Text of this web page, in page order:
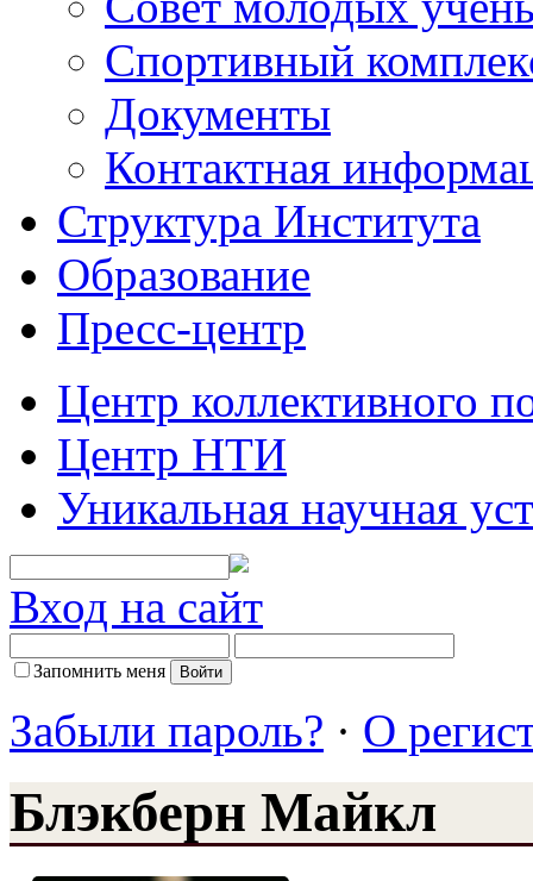
Спортивный
Документы
Контактная
Структура Института
Образование
Пресс-центр
Центр коллективного
Центр НТИ
Уникальная научная
Вход на сайт
Запомнить меня
Забыли пароль? · О
Блэкберн Майкл